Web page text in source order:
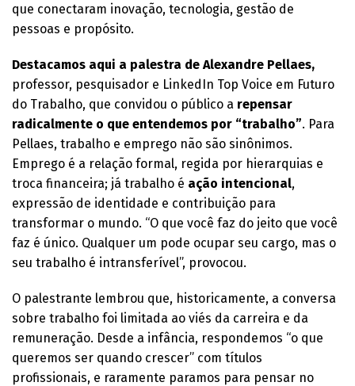
que conectaram inovação, tecnologia, gestão de
pessoas e propósito.
Destacamos aqui a palestra de Alexandre Pellaes,
professor, pesquisador e LinkedIn Top Voice em Futuro
do Trabalho, que convidou o público a repensar
radicalmente o que entendemos por “trabalho”. Para
Pellaes, trabalho e emprego não são sinônimos.
Emprego é a relação formal, regida por hierarquias e
troca financeira; já trabalho é ação intencional,
expressão de identidade e contribuição para
transformar o mundo. “O que você faz do jeito que você
faz é único. Qualquer um pode ocupar seu cargo, mas o
seu trabalho é intransferível”, provocou.
O palestrante lembrou que, historicamente, a conversa
sobre trabalho foi limitada ao viés da carreira e da
remuneração. Desde a infância, respondemos “o que
queremos ser quando crescer” com títulos
profissionais, e raramente paramos para pensar no